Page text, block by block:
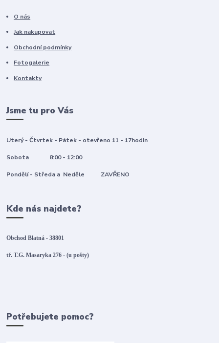
O nás
Jak nakupovat
Obchodní podmínky
Fotogalerie
Kontakty
Jsme tu pro Vás
Uterý - Čtvrtek - Pátek - otevřeno 11 - 17hodin
Sobota 8:00 - 12:00
Pondělí - Středa a Neděle ZAVŘENO
Kde nás najdete?
Obchod Blatná - 38801
tř. T.G. Masaryka 276 - (u pošty)
Potřebujete pomoc?